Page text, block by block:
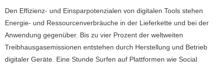
Den Effizienz- und Einsparpotenzialen von digitalen Tools stehen
Energie- und Ressourcenverbräuche in der Lieferkette und bei der
Anwendung gegenüber. Bis zu vier Prozent der weltweiten
Treibhausgasemissionen entstehen durch Herstellung und Betrieb
digitaler Geräte. Eine Stunde Surfen auf Plattformen wie Social